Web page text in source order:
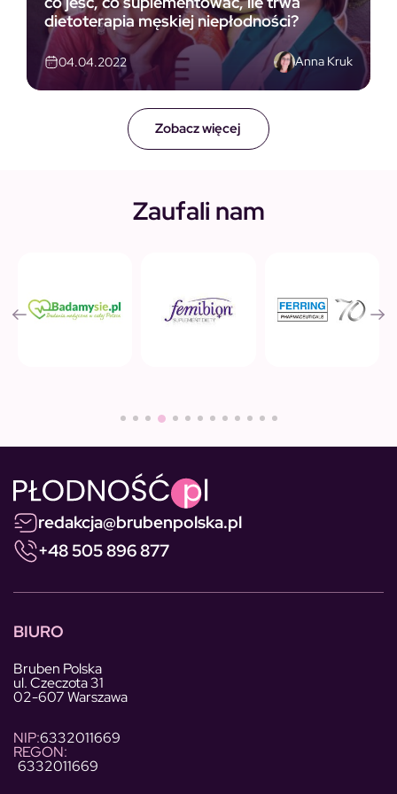
Zobacz więcej
dietoterapia męskiej niepłodności?
04.04.2022 Anna Kruk
Zaufali nam
redakcja@brubenpolska.pl
+48 505 896 877
BIURO
Bruben Polska
ul. Czeczota 31
02-607 Warszawa
NIP:6332011669
REGON:
6332011669